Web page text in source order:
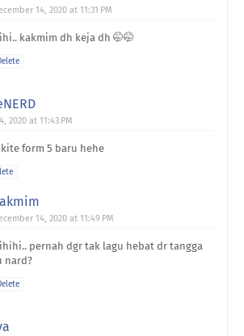
14, 2020 at 11:31 PM
kakmim dh keja dh 🤭🤭
2020 at 11:43 PM
form 5 baru hehe
14, 2020 at 11:49 PM
pernah dgr tak lagu hebat dr tangga
nard?